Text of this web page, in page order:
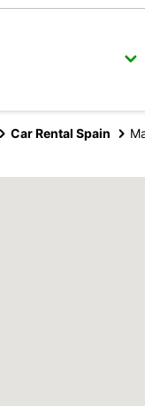
Car Rental Spain